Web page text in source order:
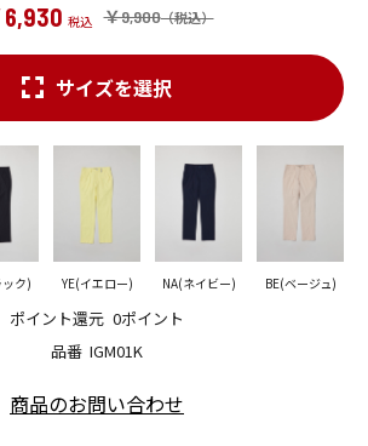
￥9,900
6,930
品番 IGM01K
ポイント還元 0ポイント
サイズを選択
ク) YE(イエロー) NA(ネイビー) BE(ベージュ)
商品のお問い合わせ